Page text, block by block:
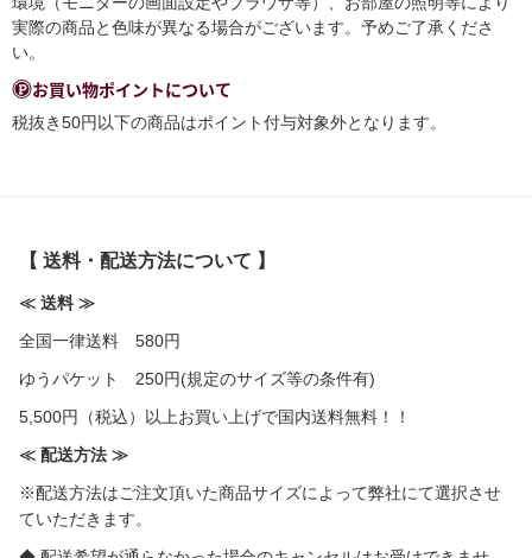
実際の商品と色味が異なる場合がございます。予めご了承くださ
い。
お買い物ポイントについて
税抜き50円以下の商品はポイント付与対象外となります。
【 送料・配送方法について 】
≪ 送料 ≫
全国一律送料 580円
ゆうパケット 250円(規定のサイズ等の条件有)
5,500円（税込）以上お買い上げで国内送料無料！！
≪ 配送方法 ≫
※配送方法はご注文頂いた商品サイズによって弊社にて選択させ
ていただきます。